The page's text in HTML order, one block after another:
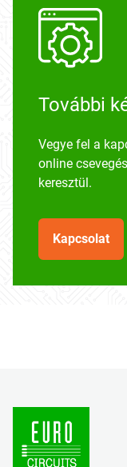
További
Vegye fel a
online
keresztül.
Kapcsolat